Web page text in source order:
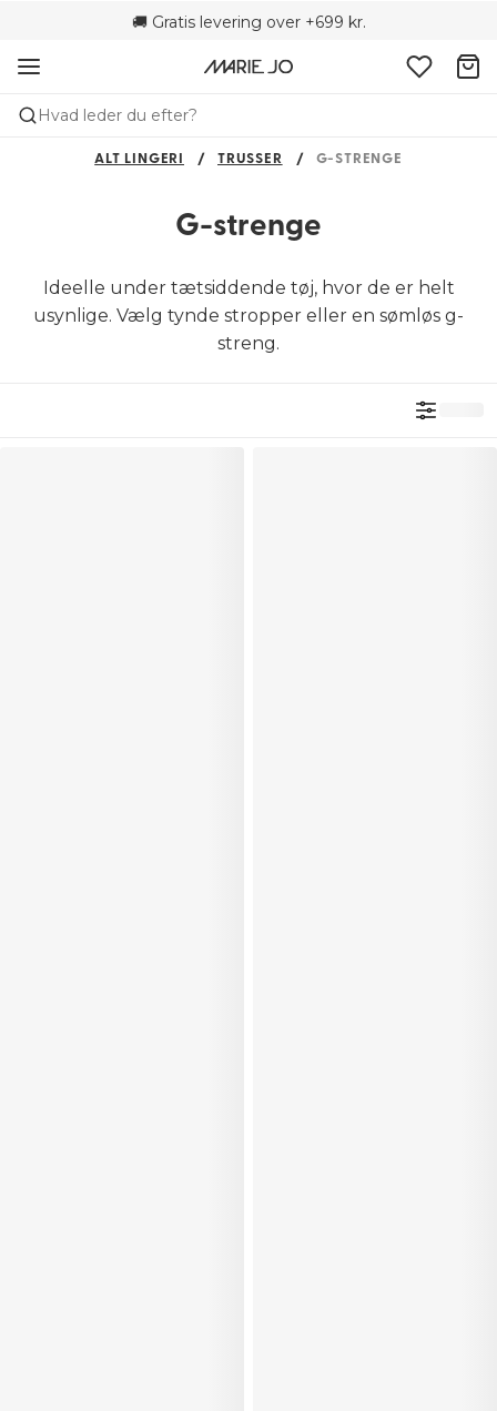
🚚 Gratis levering over +699 kr.
🌍 Sælges i 79 butikker i Danmark
📦 Fri returnering
Hvad leder du efter?
ALT LINGERI TRUSSER G-STRENGE
G-strenge
Ideelle under tætsiddende tøj, hvor de er helt
usynlige. Vælg tynde stropper eller en sømløs g-
streng.